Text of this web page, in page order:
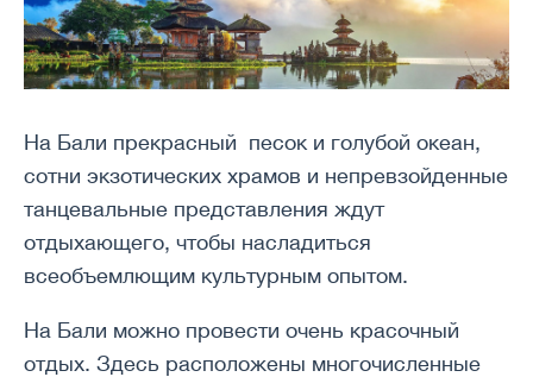
На Бали прекрасный песок и голубой океан,
сотни экзотических храмов и непревзойденные
танцевальные представления ждут
отдыхающего, чтобы насладиться
всеобъемлющим культурным опытом.
На Бали можно провести очень красочный
отдых. Здесь расположены многочисленные